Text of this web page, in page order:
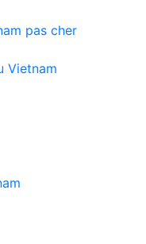
pas cher
Vietnam